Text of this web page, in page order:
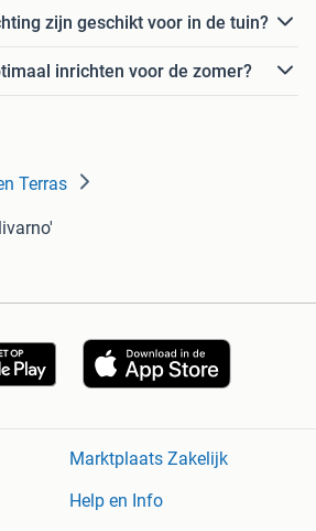
zijn geschikt voor in de tuin?
inrichten voor de zomer?
Terras
Marktplaats Zakelijk
Help en Info